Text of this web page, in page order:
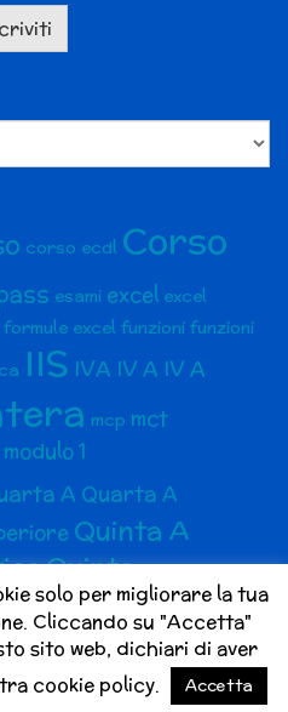
corso ecdl Corso
esami excel excel
formule excel funzioni funzioni
IIS IVA IV A IV A
mcp mct
modulo 1
A Quarta A
Quinta A
Quinto
Social Media Marketing
networkTerza A Terza A
V A VAV A
solo per migliorare la tua
Cliccando su "Accetta"
sito web, dichiari di aver
cookie policy.
Accetta